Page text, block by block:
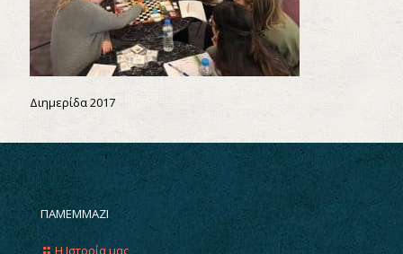
Διημερίδα 2017
ΠΑΜΕΜΜΑΖΙ
Η Ιστορία μας